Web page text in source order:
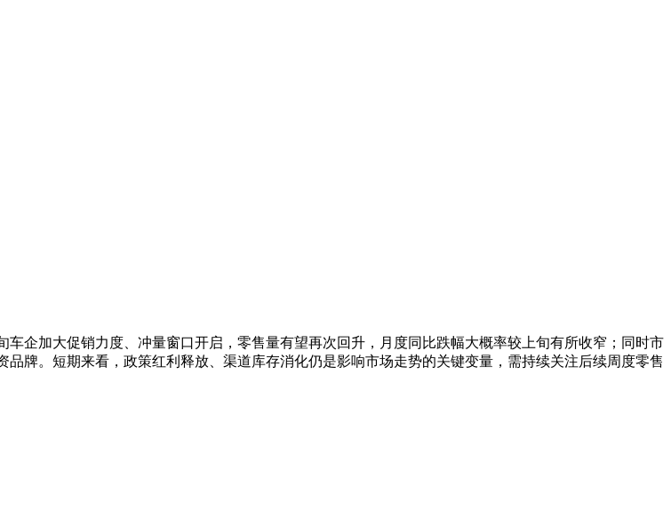
企加大促销力度、冲量窗口开启，零售量有望再次回升，月度同比跌幅大概率较上旬有所收窄；同时市
牌。短期来看，政策红利释放、渠道库存消化仍是影响市场走势的关键变量，需持续关注后续周度零售